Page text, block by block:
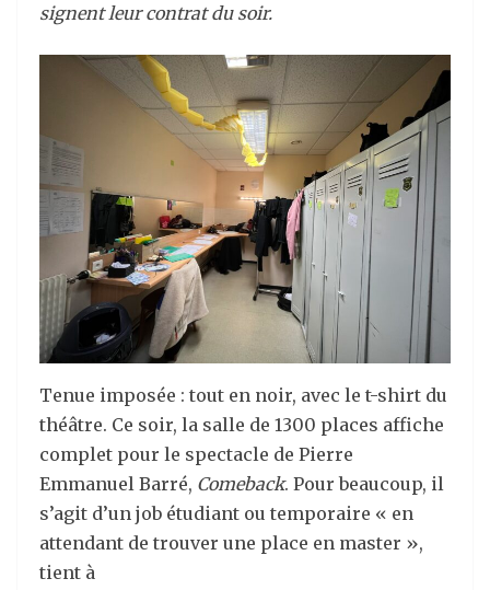
signent leur contrat du soir.
Tenue imposée : tout en noir, avec le t-shirt du
théâtre. Ce soir, la salle de 1300 places affiche
complet pour le spectacle de Pierre
Emmanuel Barré, Comeback. Pour beaucoup, il
s’agit d’un job étudiant ou temporaire « en
attendant de trouver une place en master »,
tient à